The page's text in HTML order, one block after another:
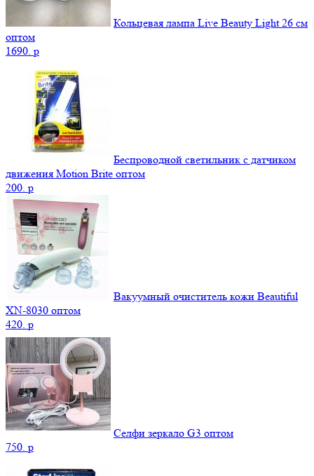
Кольцевая лампа Live Beauty Light 26 см
оптом
1690. p
Беспроводной светильник с датчиком
движения Motion Brite оптом
200. p
Вакуумный очиститель кожи Beautiful
XN-8030 оптом
420. p
Селфи зеркало G3 оптом
750. p